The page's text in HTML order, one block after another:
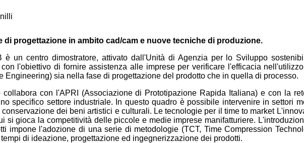
di progettazione in ambito cad/cam e nuove tecniche di produzione.
è un centro dimostratore, attivato dall'Unità di Agenzia per lo Sviluppo
l'obiettivo di fornire assistenza alle imprese per verificare l'efficacia
Engineering) sia nella fase di progettazione del prodotto che in quella di processo.
collabora con l'APRI (Associazione di Prototipazione Rapida Italiana) e con la
specifico settore industriale. In questo quadro è possibile intervenire in settori
dei beni artistici e culturali. Le tecnologie per il time to market
si gioca la competitività delle piccole e medie imprese manifatturiere.
impone l'adozione di una serie di metodologie (TCT, Time Compression
di ideazione, progettazione ed ingegnerizzazione dei prodotti.